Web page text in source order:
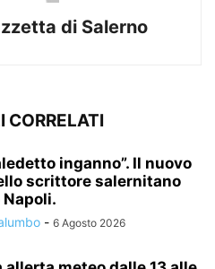
di Salerno
CORRELATI
inganno”. Il nuovo
scrittore salernitano
Napoli.
- 6 Agosto 2026